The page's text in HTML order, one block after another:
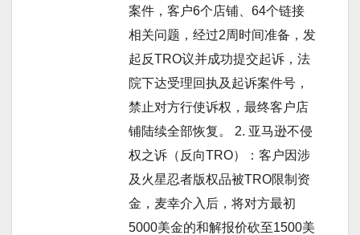
案件，客户6个店铺、64个链接
相关问题，经过2周时间准备，发
起反TRO议并成功提交起诉，法
院下达受理回执及起诉案件号，
禁止对方行使诉权，最终客户店
铺陆续全部恢复。 2. 亚马逊不侵
权之诉（反向TRO）：客户因涉
及火星忍者版权品被TRO限制资
金，麦幸介入后，将对方最初
5000美金的和解报价砍至1500美